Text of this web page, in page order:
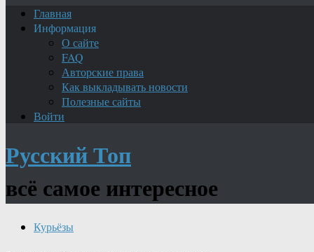
Главная
Информация
О сайте
FAQ
Авторские права
Как выкладывать новости
Полезные сайты
Войти
Русский Топ
всё самое интересное
Курьёзы